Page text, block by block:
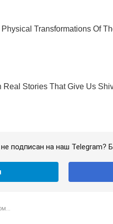
подписан на наш Telegram?